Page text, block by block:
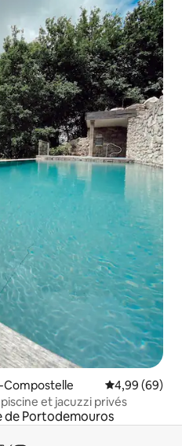
Compostelle Évaluation
4,99 (69)
et jacuzzi privés
de Portodemouros